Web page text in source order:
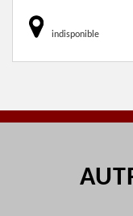
indisponible